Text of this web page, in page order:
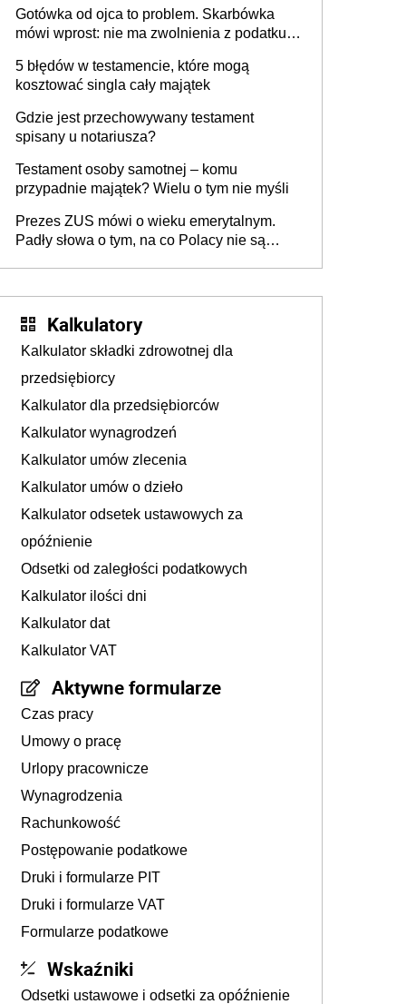
Gotówka od ojca to problem. Skarbówka
mówi wprost: nie ma zwolnienia z podatku
na konto obdarowanego
5 błędów w testamencie, które mogą
kosztować singla cały majątek
Gdzie jest przechowywany testament
spisany u notariusza?
Testament osoby samotnej – komu
przypadnie majątek? Wielu o tym nie myśli
Prezes ZUS mówi o wieku emerytalnym.
Padły słowa o tym, na co Polacy nie są
Kalkulatory
Kalkulator składki zdrowotnej dla
przedsiębiorcy
Kalkulator dla przedsiębiorców
Kalkulator wynagrodzeń
Kalkulator umów zlecenia
Kalkulator umów o dzieło
Kalkulator odsetek ustawowych za
opóźnienie
Odsetki od zaległości podatkowych
Kalkulator ilości dni
Kalkulator dat
Kalkulator VAT
Aktywne formularze
Czas pracy
Umowy o pracę
Urlopy pracownicze
Wynagrodzenia
Rachunkowość
Postępowanie podatkowe
Druki i formularze PIT
Druki i formularze VAT
Formularze podatkowe
Wskaźniki
Odsetki ustawowe i odsetki za opóźnienie